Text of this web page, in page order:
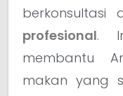
berkonsultasi
profesional.
membantu
makan yang